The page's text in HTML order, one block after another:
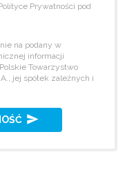
Prywatności pod
na podany w
informacji
Towarzystwo
jej spółek zależnych i